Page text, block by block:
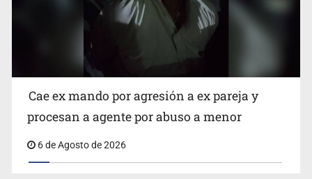
es un “foco rojo” de gran magnitud: Economista
Cae ex mando por agresión a ex pareja y
procesan a agente por abuso a menor
6 de Agosto de 2026